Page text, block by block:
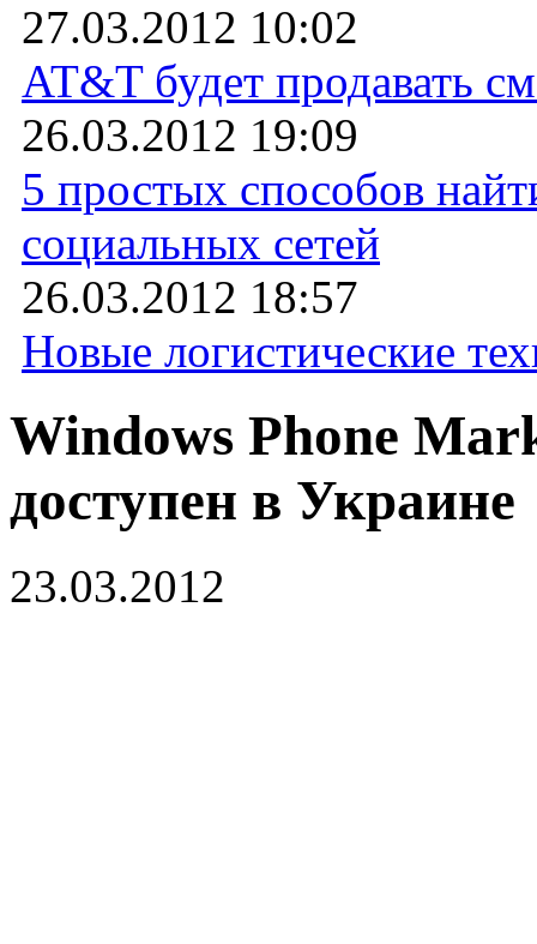
27.03.2012 10:02
AT&T будет продавать
26.03.2012 19:09
5 простых способов
социальных сетей
26.03.2012 18:57
Новые логистические
Windows Phone
доступен в Украине
23.03.2012